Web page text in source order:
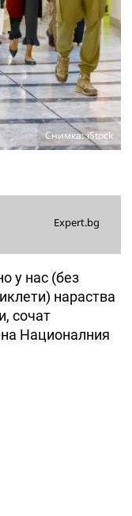
Снимка: iStock
Expert.bg
у нас (без
нараства
сочат
Националния